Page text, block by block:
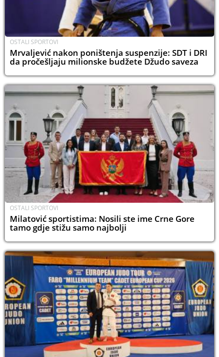
OSTALI SPORTOVI
Mrvaljević nakon poništenja suspenzije: SDT i DRI
da pročešljaju milionske budžete Džudo saveza
OSTALI SPORTOVI
Milatović sportistima: Nosili ste ime Crne Gore
tamo gdje stižu samo najbolji